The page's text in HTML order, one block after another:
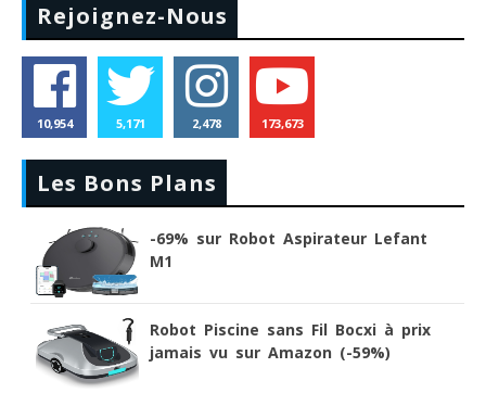
Rejoignez-Nous
10,954 5,171 2,478 173,673
Les Bons Plans
-69% sur Robot Aspirateur Lefant
M1
Robot Piscine sans Fil Bocxi à prix
jamais vu sur Amazon (-59%)